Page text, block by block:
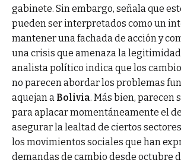
gabinete. Sin embargo, señala que
pueden ser interpretados como un
mantener una fachada de acción y
una crisis que amenaza la
analista político indica que los
no parecen abordar los problemas
aquejan a Bolivia. Más bien, parecen
para aplacar momentáneamente el
asegurar la lealtad de ciertos
los movimientos sociales que han
demandas de cambio desde octubre